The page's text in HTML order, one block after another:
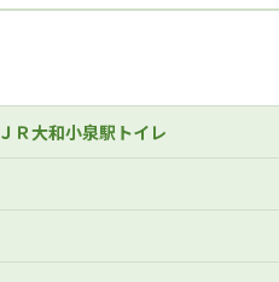
Ｒ大和小泉駅トイレ